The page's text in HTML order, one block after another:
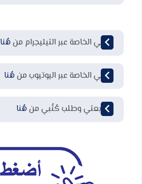
قناتي الخاصة عبر التيليجرام من هُنا
قناتي الخاصة عبر اليوتيوب من هُنا
لمتابعتي وطلب كُتُبي من هُنا